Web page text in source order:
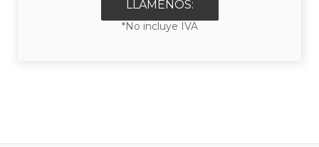
LLAMENOS:
*No incluye IVA